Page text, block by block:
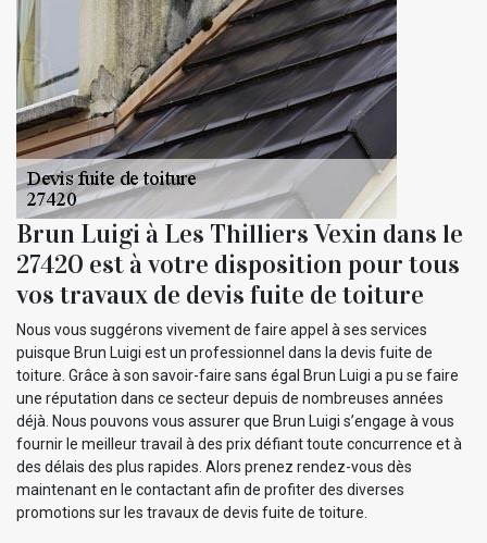
Brun Luigi à Les Thilliers Vexin dans le
27420 est à votre disposition pour tous
vos travaux de devis fuite de toiture
Nous vous suggérons vivement de faire appel à ses services
puisque Brun Luigi est un professionnel dans la devis fuite de
toiture. Grâce à son savoir-faire sans égal Brun Luigi a pu se faire
une réputation dans ce secteur depuis de nombreuses années
déjà. Nous pouvons vous assurer que Brun Luigi s’engage à vous
fournir le meilleur travail à des prix défiant toute concurrence et à
des délais des plus rapides. Alors prenez rendez-vous dès
maintenant en le contactant afin de profiter des diverses
promotions sur les travaux de devis fuite de toiture.